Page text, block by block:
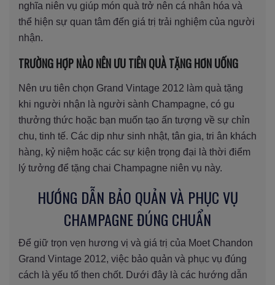
nghĩa niên vụ giúp món quà trở nên cá nhân hóa và
thể hiện sự quan tâm đến giá trị trải nghiệm của người
nhận.
TRƯỜNG HỢP NÀO NÊN ƯU TIÊN QUÀ TẶNG HƠN UỐNG
Nên ưu tiên chọn Grand Vintage 2012 làm quà tặng
khi người nhận là người sành Champagne, có gu
thưởng thức hoặc bạn muốn tạo ấn tượng về sự chỉn
chu, tinh tế. Các dịp như sinh nhật, tân gia, tri ân khách
hàng, kỷ niệm hoặc các sự kiện trọng đại là thời điểm
lý tưởng để tặng chai Champagne niên vụ này.
HƯỚNG DẪN BẢO QUẢN VÀ PHỤC VỤ
CHAMPAGNE ĐÚNG CHUẨN
Để giữ trọn vẹn hương vị và giá trị của Moet Chandon
Grand Vintage 2012, việc bảo quản và phục vụ đúng
cách là yếu tố then chốt. Dưới đây là các hướng dẫn